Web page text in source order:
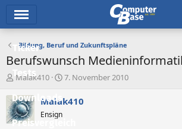
Ticker
Tests
Downloads
Preisvergleich
Bildung, Beruf und Zukunftspläne
Berufswunsch
E
s
t
e
Malak410
E
s
7. November 2010
Malak410
Ensign